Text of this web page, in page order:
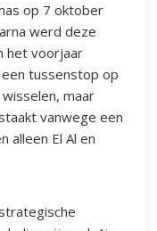
op 7 oktober
werd deze
het voorjaar
tussenstop op
maar
vanwege een
alleen El Al en